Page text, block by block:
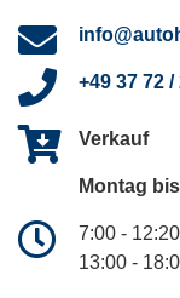
+49 37 72 /
Verkauf
Montag
7:00 -
13:00 -